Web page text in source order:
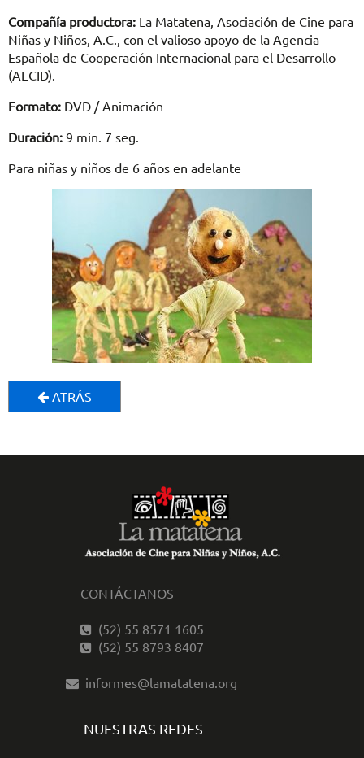
Compañía productora: La Matatena, Asociación de Cine para
Niñas y Niños, A.C., con el valioso apoyo de la Agencia
Española de Cooperación Internacional para el Desarrollo
(AECID).
Formato: DVD / Animación
Duración: 9 min. 7 seg.
Para niñas y niños de 6 años en adelante
ATRÁS
CONTÁCTANOS
(52) 55 8571 1605
(52) 55 8793 8407
informes@lamatatena.org
NUESTRAS REDES